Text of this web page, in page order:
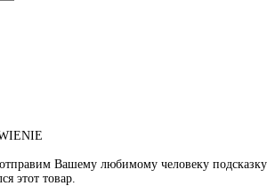
Вашему любимому человеку подсказку
этот товар.